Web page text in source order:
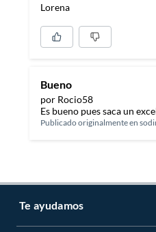
Lorena
Bueno
por Rocio58
Es bueno pues saca un
Publicado originalmente en
Te ayudamos